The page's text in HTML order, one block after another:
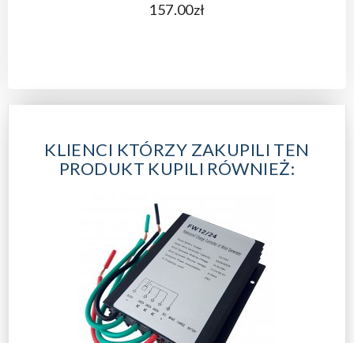
157.00zł
KLIENCI KTÓRZY ZAKUPILI TEN
PRODUKT KUPILI RÓWNIEŻ: